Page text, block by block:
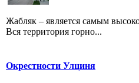
Жабляк – является самым
Вся территория горно...
Окрестности Улциня